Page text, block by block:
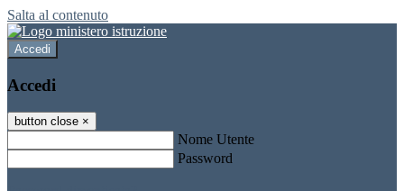
Salta al contenuto
Accedi
Accedi
button close ×
Nome Utente
Password